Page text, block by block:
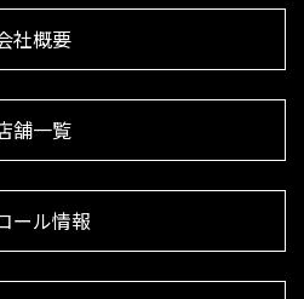
社概要
舗一覧
ール情報